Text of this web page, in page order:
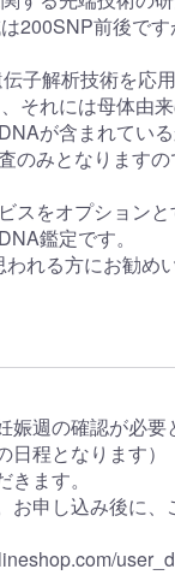
前後で
子解析技術を応
それには母体由
が含まれている
みとなりますの
をオプション
鑑定です。
れる方にお勧めい
週の確認が必要
程となります）
ます。
申し込み後に